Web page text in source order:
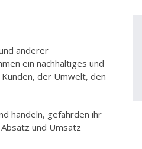
anderer
ein nachhaltiges und
der Umwelt, den
handeln, gefährden ihr
und Umsatz